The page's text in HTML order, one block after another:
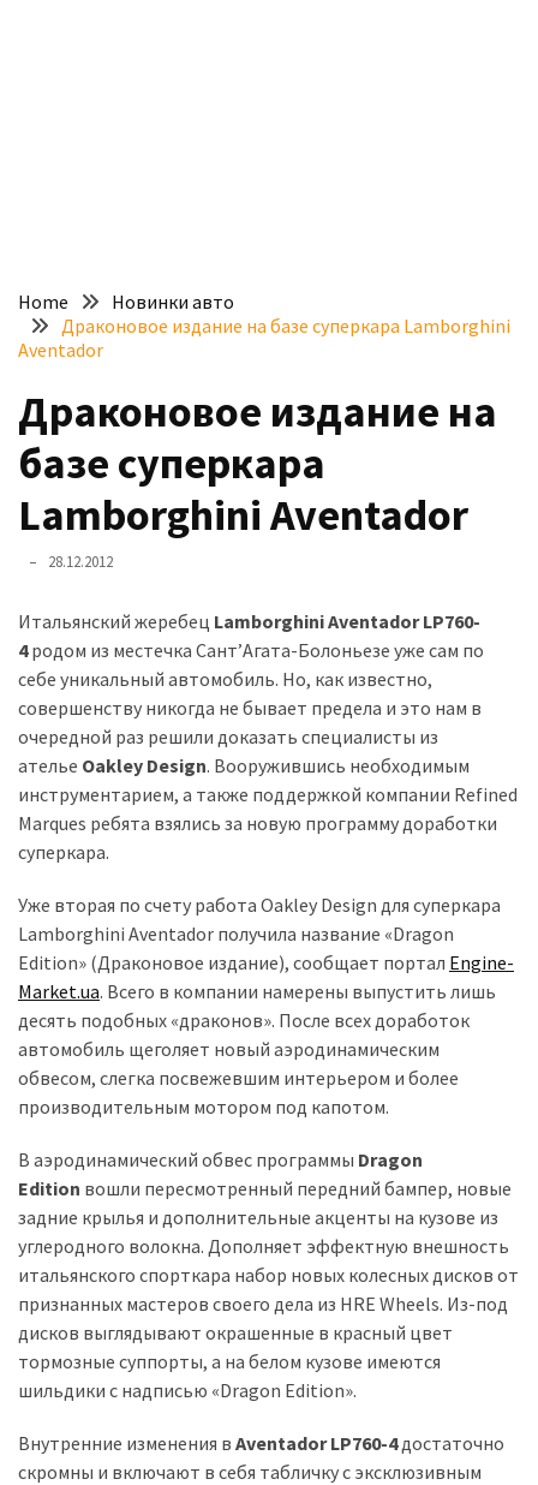
шукати
“як
злити
бензин”
Scania
найсучасніші
для
військових
Нова
Honda
Prelude:
гібридний
камбек
MOST
USED
CATEGORIES
Новинки
авто
(6 037)
(3 678)
Тюнинг
спорт
(733)
Події
(521)
Автовласнику
Home
Новинки авто
Драконовое издание на базе суперкара Lamborghini
Aventador
Драконовое издание на
базе суперкара
Lamborghini Aventador
28.12.2012
Итальянский жеребец Lamborghini Aventador LP760-
4родом из местечка Сант’Агата-Болоньезе уже сам по
себе уникальный автомобиль. Но, как известно,
совершенству никогда не бывает предела и это нам в
очередной раз решили доказать специалисты из
ателье Oakley Design. Вооружившись необходимым
инструментарием, а также поддержкой компании Refined
Marques ребята взялись за новую программу доработки
суперкара.
Уже вторая по счету работа Oakley Design для суперкара
Lamborghini Aventador получила название «Dragon
Edition» (Драконовое издание), сообщает портал Engine-
Market.ua. Всего в компании намерены выпустить лишь
десять подобных «драконов». После всех доработок
автомобиль щеголяет новый аэродинамическим
обвесом, слегка посвежевшим интерьером и более
производительным мотором под капотом.
В аэродинамический обвес программы Dragon
Edition вошли пересмотренный передний бампер, новые
задние крылья и дополнительные акценты на кузове из
углеродного волокна. Дополняет эффектную внешность
итальянского спорткара набор новых колесных дисков от
признанных мастеров своего дела из HRE Wheels. Из-под
дисков выглядывают окрашенные в красный цвет
тормозные суппорты, а на белом кузове имеются
шильдики с надписью «Dragon Edition».
Внутренние изменения в Aventador LP760-4достаточно
скромны и включают в себя табличку с эксклюзивным